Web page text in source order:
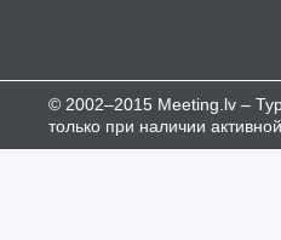
© 2002–2015 Meeting.lv –
только при наличии